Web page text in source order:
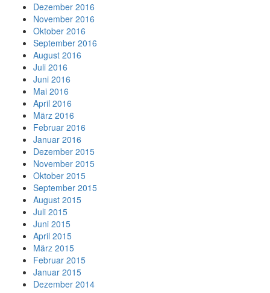
Dezember 2016
November 2016
Oktober 2016
September 2016
August 2016
Juli 2016
Juni 2016
Mai 2016
April 2016
März 2016
Februar 2016
Januar 2016
Dezember 2015
November 2015
Oktober 2015
September 2015
August 2015
Juli 2015
Juni 2015
April 2015
März 2015
Februar 2015
Januar 2015
Dezember 2014